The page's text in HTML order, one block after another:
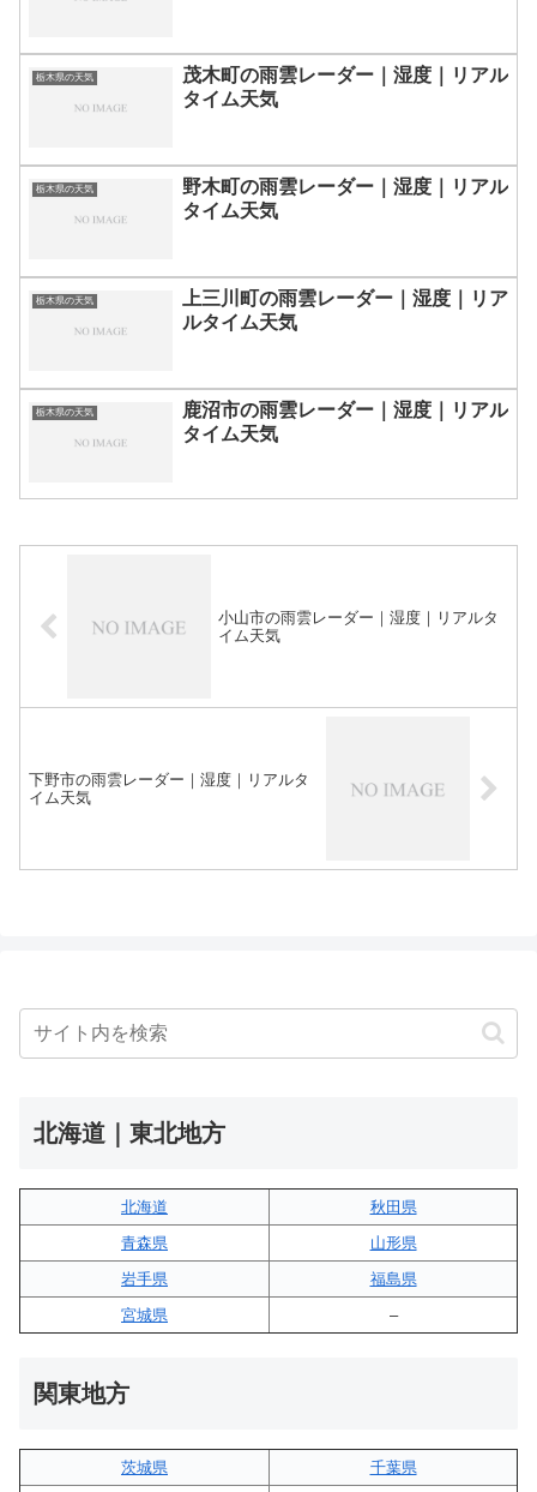
栃木県の天気
茂木町の雨雲レーダー｜湿度｜リアル
タイム天気
栃木県の天気
野木町の雨雲レーダー｜湿度｜リアル
タイム天気
栃木県の天気
上三川町の雨雲レーダー｜湿度｜リア
ルタイム天気
栃木県の天気
鹿沼市の雨雲レーダー｜湿度｜リアル
タイム天気
小山市の雨雲レーダー｜湿度｜リアルタ
イム天気
下野市の雨雲レーダー｜湿度｜リアルタ
イム天気
北海道｜東北地方
北海道
秋田県
青森県
山形県
岩手県
福島県
宮城県
–
関東地方
茨城県
千葉県